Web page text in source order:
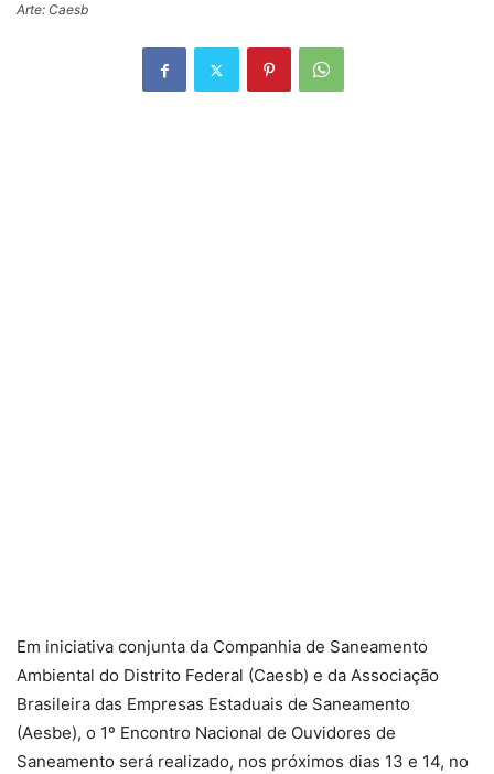
Arte: Caesb
Em iniciativa conjunta da Companhia de Saneamento
Ambiental do Distrito Federal (Caesb) e da Associação
Brasileira das Empresas Estaduais de Saneamento
(Aesbe), o 1º Encontro Nacional de Ouvidores de
Saneamento será realizado, nos próximos dias 13 e 14, no